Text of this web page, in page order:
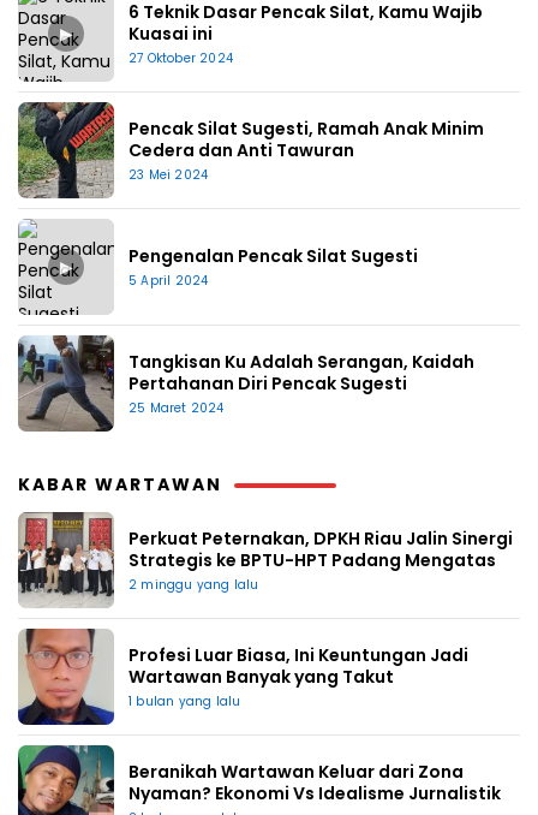
▶
6 Teknik Dasar Pencak Silat, Kamu Wajib
Kuasai ini
27 Oktober 2024
Pencak Silat Sugesti, Ramah Anak Minim
Cedera dan Anti Tawuran
23 Mei 2024
▶ Pengenalan Pencak Silat Sugesti
5 April 2024
Tangkisan Ku Adalah Serangan, Kaidah
Pertahanan Diri Pencak Sugesti
25 Maret 2024
KABAR WARTAWAN
Perkuat Peternakan, DPKH Riau Jalin Sinergi
Strategis ke BPTU-HPT Padang Mengatas
2 minggu yang lalu
Profesi Luar Biasa, Ini Keuntungan Jadi
Wartawan Banyak yang Takut
1 bulan yang lalu
Beranikah Wartawan Keluar dari Zona
Nyaman? Ekonomi Vs Idealisme Jurnalistik